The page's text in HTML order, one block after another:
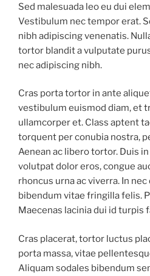
Sed malesuada leo eu dui
Vestibulum nec tempor erat.
nibh adipiscing venenatis.
tortor blandit a vulputate
nec adipiscing nibh.
Cras porta tortor in ante
vestibulum euismod diam, et
ullamcorper et. Class aptent
torquent per conubia nostra,
Aenean ac libero tortor. Duis
volutpat dolor eros, congue
rhoncus urna ac viverra. In
bibendum vitae fringilla felis.
Maecenas lacinia dui id turpis
Cras placerat, tortor luctus
porta massa, vitae
Aliquam sodales bibendum